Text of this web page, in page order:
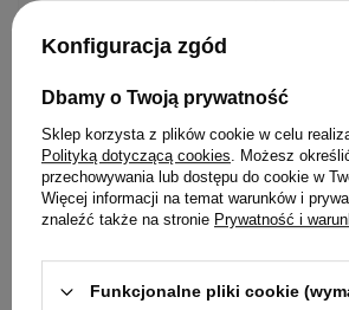
Konfiguracja zgód
Dbamy o Twoją prywatność
Sklep korzysta z plików cookie w celu
Polityką dotyczącą cookies. Możesz
przechowywania lub dostępu do cookie w
Więcej informacji na temat warunków i
znaleźć także na stronie Prywatność i
Funkcjonalne pliki cookie